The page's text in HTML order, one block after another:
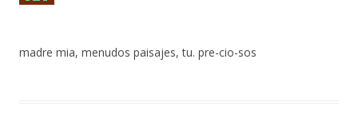
madre mia, menudos paisajes, tu. pre-cio-sos